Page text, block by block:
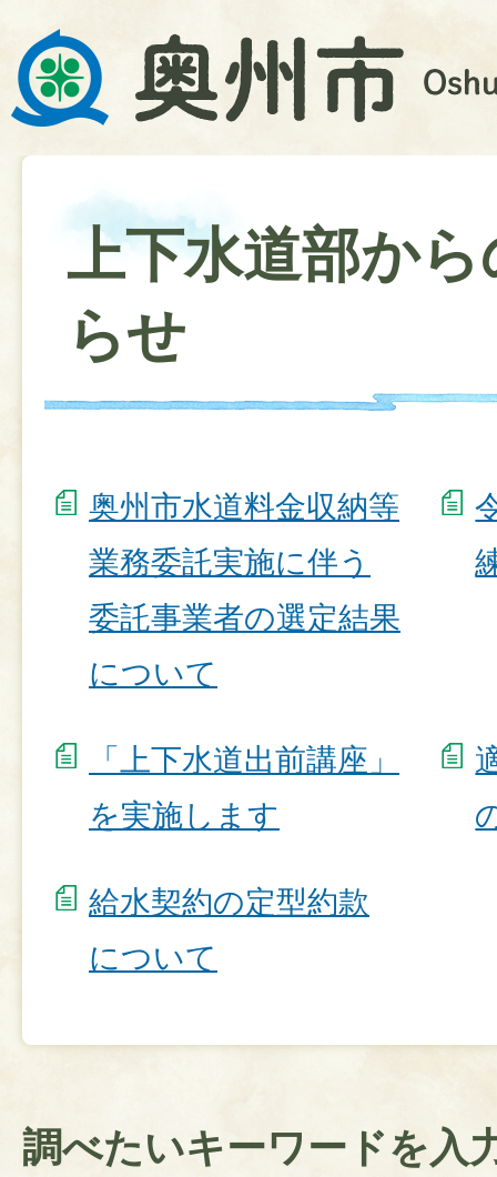
上下水道部か
らせ
奥州市水道料金収納等
業務委託実施に伴う
委託事業者の選定結果
について
「上下水道出前講座」
を実施します
給水契約の定型約款
について
調べたいキーワードを入